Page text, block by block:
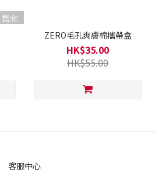
售完
ZERO毛孔爽膚棉攜帶盒
HK$35.00
HK$55.00
客服中心